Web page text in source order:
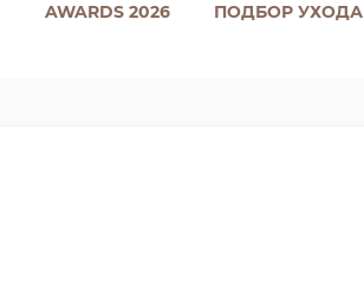
AWARDS 2026 ПОДБОР УХОДА